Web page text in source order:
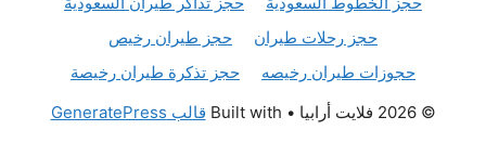
حجز رحلات طيران
حجز طيران رخيص
حجوزات طيران رخيصه
حجز تذكرة طيران رخيصة
© 2026 فلايت أرابيا
• Built with قالب GeneratePress